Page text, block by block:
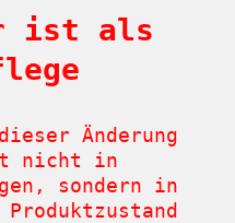
ist als
Änderung
nicht in
sondern in